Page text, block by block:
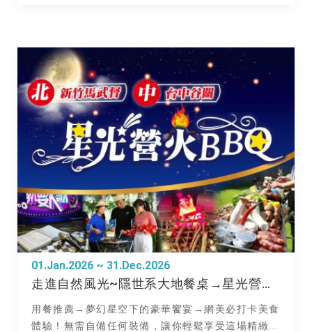
01.Jan.2026 ~ 31.Dec.2026
走進自然風光~隱世系大地餐桌→星光營火BBQ
用餐推薦→夢幻星空下的豪華饗宴→網美必打卡美食
體驗！無需自備任何裝備，讓你輕鬆享受這場精緻...